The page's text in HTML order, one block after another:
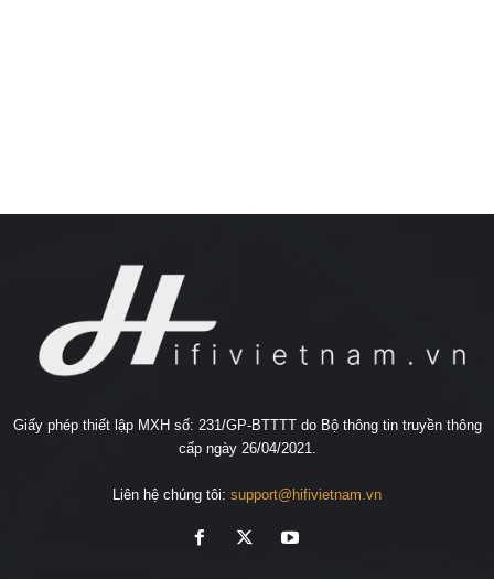
Giấy phép thiết lập MXH số: 231/GP-BTTTT do Bộ thông tin truyền thông
cấp ngày 26/04/2021.
Liên hệ chúng tôi: support@hifivietnam.vn